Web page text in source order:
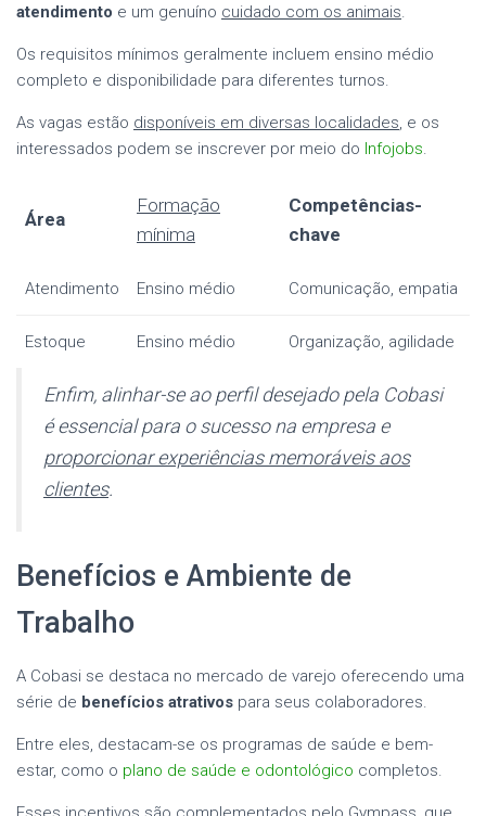
atendimento e um genuíno cuidado com os animais.
Os requisitos mínimos geralmente incluem ensino médio
completo e disponibilidade para diferentes turnos.
As vagas estão disponíveis em diversas localidades, e os
interessados podem se inscrever por meio do Infojobs.
Área
Formação
mínima
Competências-
chave
Atendimento Ensino médio Comunicação, empatia
Estoque Ensino médio Organização, agilidade
Enfim, alinhar-se ao perfil desejado pela Cobasi
é essencial para o sucesso na empresa e
proporcionar experiências memoráveis aos
clientes.
Benefícios e Ambiente de
Trabalho
A Cobasi se destaca no mercado de varejo oferecendo uma
série de benefícios atrativos para seus colaboradores.
Entre eles, destacam-se os programas de saúde e bem-
estar, como o plano de saúde e odontológico completos.